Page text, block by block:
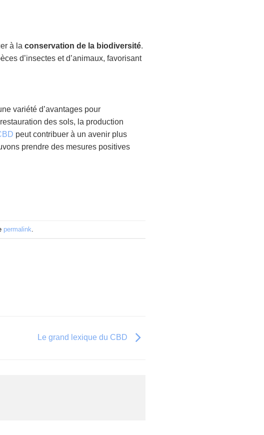
à la conservation de la biodiversité.
d’insectes et d’animaux, favorisant
variété d’avantages pour
des sols, la production
peut contribuer à un avenir plus
prendre des mesures positives
permalink
Le grand lexique du CBD